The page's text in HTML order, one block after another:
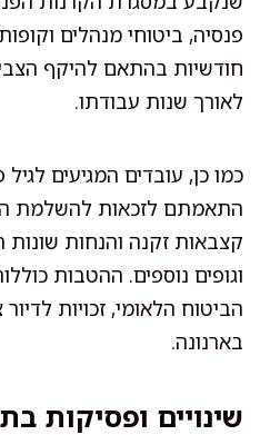
פנסיה, ביטוחי מנהלים
חודשיות בהתאם להיקף
לאורך שנות עבודתו.
כמו כן, עובדים המגיעים
התאמתם לזכאות להשלמת
קצבאות זקנה והנחות שונות
וגופים נוספים. ההטבות
הביטוח הלאומי, זכויות
בארנונה.
שינויים ופסיקות